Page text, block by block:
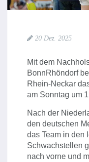
20 Dez. 2025
Mit dem
BonnRhöndorf
Rhein-Neckar
am Sonntag um
Nach der
den deutschen
das Team in den
Schwachstellen
nach vorne und